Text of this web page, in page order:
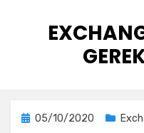
ETIKET
:
Posted
05/10/2020